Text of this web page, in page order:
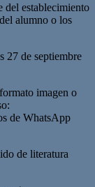
del establecimiento
alumno o los
27 de septiembre
imagen o
de WhatsApp
de literatura